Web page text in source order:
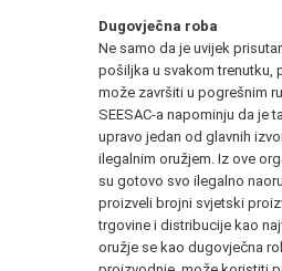
Dugovječna roba
Ne samo da je uvijek
pošiljka u svakom trenutku,
može završiti u pogrešnim
SEESAC-a napominju da je
upravo jedan od glavnih
ilegalnim oružjem. Iz ove
su gotovo svo ilegalno
proizveli brojni svjetski
trgovine i distribucije kao
oružje se kao dugovječna